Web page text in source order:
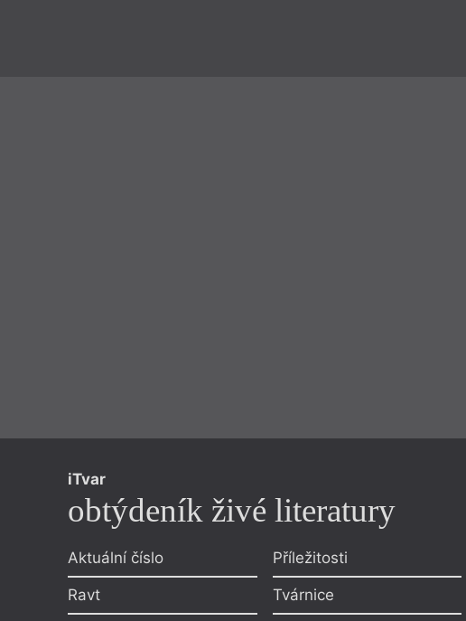
iTvar
obtýdeník živé literatury
Aktuální číslo
Ravt
Příležitosti
Tvárnice